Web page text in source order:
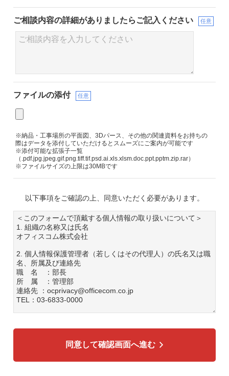
ご相談内容の詳細がありましたらご記入ください 任意
ファイルの添付 任意
※納品・工事場所の平面図、3Dパース、その他の関連資料をお持ちの
際はデータを添付していただけるとスムーズにご案内が可能です
※添付可能な拡張子一覧
（.pdf.jpg.jpeg.gif.png.tiff.tif.psd.ai.xls.xlsm.doc.ppt.pptm.zip.rar）
※ファイルサイズの上限は30MBです
以下事項をご確認の上、同意いただく必要があります。
＜このフォームで頂戴する個人情報の取り扱いについて＞
1. 組織の名称又は氏名
オフィスコム株式会社
2. 個人情報保護管理者（若しくはその代理人）の氏名又は職
名、所属及び連絡先
職 名 ：部長
所 属 ：管理部
連絡先 ：ocprivacy@officecom.co.jp
TEL：03-6833-0000
各種お問い合わせ対応のため
広告配信の効率化、マーケティング活動などのために、氏
同意して確認画面へ進む